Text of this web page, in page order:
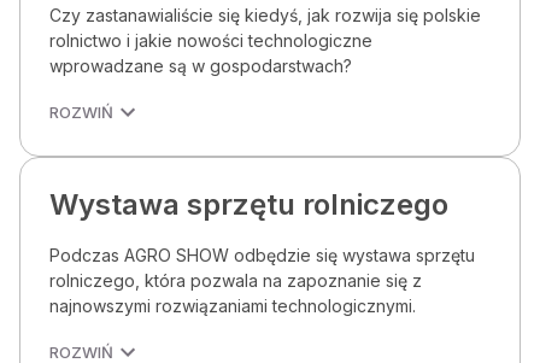
Czy zastanawialiście się kiedyś, jak rozwija się polskie
rolnictwo i jakie nowości technologiczne
wprowadzane są w gospodarstwach?
ROZWIŃ
Wystawa sprzętu rolniczego
Podczas AGRO SHOW odbędzie się wystawa sprzętu
rolniczego, która pozwala na zapoznanie się z
najnowszymi rozwiązaniami technologicznymi.
ROZWIŃ